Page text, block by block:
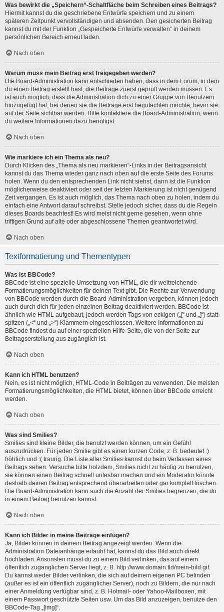
Was bewirkt die „Speichern“-Schaltfläche beim Schreiben eines Beitrags?
Hiermit kannst du die geschriebene Entwürfe speichern und zu einem
späteren Zeitpunkt vervollständigen und absenden. Den gesicherten Beitrag
kannst du mit der Funktion „Gespeicherte Entwürfe verwalten“ in deinem
persönlichen Bereich erneut laden.
Nach oben
Warum muss mein Beitrag erst freigegeben werden?
Die Board-Administration kann entschieden haben, dass in dem Forum, in dem
du einen Beitrag erstellt hast, die Beiträge zuerst geprüft werden müssen. Es
ist auch möglich, dass die Administration dich zu einer Gruppe von Benutzern
hinzugefügt hat, bei denen sie die Beiträge erst begutachten möchte, bevor sie
auf der Seite sichtbar werden. Bitte kontaktiere die Board-Administration, wenn
du weitere Informationen dazu benötigst.
Nach oben
Wie markiere ich ein Thema als neu?
Durch Klicken des „Thema als neu markieren“-Links in der Beitragsansicht
kannst du das Thema wieder ganz nach oben auf die erste Seite des Forums
holen. Wenn du den entsprechenden Link nicht siehst, dann ist die Funktion
möglicherweise deaktiviert oder seit der letzten Markierung ist nicht genügend
Zeit vergangen. Es ist auch möglich, das Thema nach oben zu holen, indem du
einfach eine Antwort darauf schreibst. Stelle jedoch sicher, dass du die Regeln
dieses Boards beachtest! Es wird meist nicht gerne gesehen, wenn ohne
triftigen Grund auf alte oder abgeschlossene Themen geantwortet wird.
Nach oben
Textformatierung und Thementypen
Was ist BBCode?
BBCode ist eine spezielle Umsetzung von HTML, die dir weitreichende
Formatierungsmöglichkeiten für deinen Text gibt. Die Rechte zur Verwendung
von BBCode werden durch die Board-Administration vergeben, können jedoch
auch durch dich für jeden einzelnen Beitrag deaktiviert werden. BBCode ist
ähnlich wie HTML aufgebaut, jedoch werden Tags von eckigen („[“ und „]“) statt
spitzen („<“ und „>“) Klammern eingeschlossen. Weitere Informationen zu
BBCode findest du auf einer speziellen Hilfe-Seite, die von der Seite zur
Beitragserstellung aus zugänglich ist.
Nach oben
Kann ich HTML benutzen?
Nein, es ist nicht möglich, HTML-Code in Beiträgen zu verwenden. Die meisten
Formatierungsmöglichkeiten, die HTML bietet, können über BBCode erreicht
werden.
Nach oben
Was sind Smilies?
Smilies sind kleine Bilder, die benutzt werden können, um ein Gefühl
auszudrücken. Für jeden Smilie gibt es einen kurzen Code, z. B. bedeutet :)
fröhlich und :( traurig. Die Liste aller Smilies kannst du beim Verfassen eines
Beitrags sehen. Versuche bitte trotzdem, Smilies nicht zu häufig zu benutzen,
sie können einen Beitrag schnell unlesbar machen und ein Moderator könnte
deshalb deinen Beitrag entsprechend überarbeiten oder gar komplett löschen.
Die Board-Administration kann auch die Anzahl der Smilies begrenzen, die du
in einem Beitrag benutzen kannst.
Nach oben
Kann ich Bilder in meine Beiträge einfügen?
Ja, Bilder können in deinem Beitrag angezeigt werden. Wenn die
Administration Dateianhänge erlaubt hat, kannst du das Bild auch direkt
hochladen. Ansonsten musst du zu einem Bild verlinken, das auf einem
öffentlich zugänglichen Server liegt, z. B. http://www.domain.tld/mein-bild.gif.
Du kannst weder Bilder verlinken, die sich auf deinem eigenen PC befinden
(außer es ist ein öffentlich zugänglicher Server), noch zu Bildern, die nur nach
einer Anmeldung verfügbar sind, z. B. Hotmail- oder Yahoo-Mailboxen, mit
einem Passwort geschützte Seiten usw. Um das Bild anzuzeigen, benutze den
BBCode-Tag „[img]“.